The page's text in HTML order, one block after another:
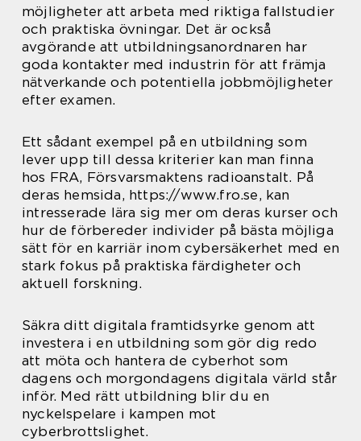
möjligheter att arbeta med riktiga fallstudier
och praktiska övningar. Det är också
avgörande att utbildningsanordnaren har
goda kontakter med industrin för att främja
nätverkande och potentiella jobbmöjligheter
efter examen.
Ett sådant exempel på en utbildning som
lever upp till dessa kriterier kan man finna
hos FRA, Försvarsmaktens radioanstalt. På
deras hemsida, https://www.fro.se, kan
intresserade lära sig mer om deras kurser och
hur de förbereder individer på bästa möjliga
sätt för en karriär inom cybersäkerhet med en
stark fokus på praktiska färdigheter och
aktuell forskning.
Säkra ditt digitala framtidsyrke genom att
investera i en utbildning som gör dig redo
att möta och hantera de cyberhot som
dagens och morgondagens digitala värld står
inför. Med rätt utbildning blir du en
nyckelspelare i kampen mot
cyberbrottslighet.